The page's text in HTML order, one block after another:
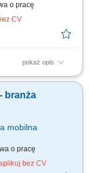
o pracę
CV
pokaż opis
Jądrowej
przygotowywanie
branża
mobilna
o pracę
bez CV